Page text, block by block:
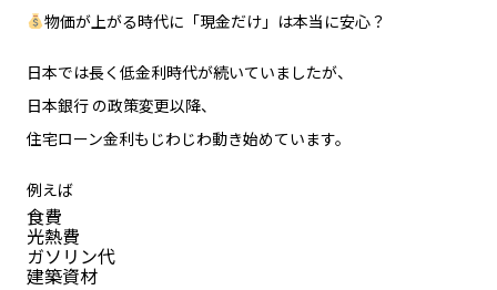
物価が上がる時代に「現金だけ」は本当に安心？
日本では長く低金利時代が続いていましたが、
日本銀行 の政策変更以降、
住宅ローン金利もじわじわ動き始めています。
例えば
食費
光熱費
ガソリン代
建築資材